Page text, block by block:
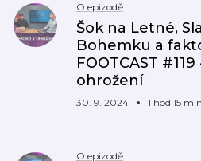
O epizodě
Šok na Letné,
Bohemku a
FOOTCAST
ohrožení
30. 9. 2024 1 hod 15 min
O epizodě